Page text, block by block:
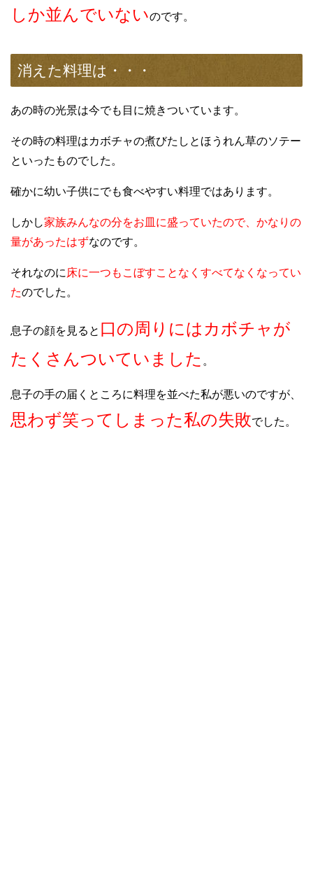
しか並んでいないのです。
消えた料理は・・・
あの時の光景は今でも目に焼きついています。
その時の料理はカボチャの煮びたしとほうれん草のソテー
といったものでした。
確かに幼い子供にでも食べやすい料理ではあります。
しかし家族みんなの分をお皿に盛っていたので、かなりの
量があったはずなのです。
それなのに 床に一つもこぼすことなくすべてなくなってい
たのでした。
息子の顔を見ると 口の周りにはカボチャが
たくさんついていました 。
息子の手の届くところに料理を並べた私が悪いのですが、
思わず笑ってしまった私の失敗でした。